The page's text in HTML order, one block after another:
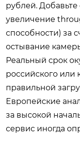
рублей.
увеличение
способности) за
остывание
Реальный срок
российского или
правильной
Европейские
за высокой
сервис иногда